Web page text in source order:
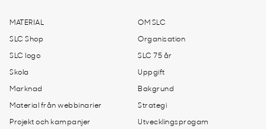
MATERIAL
SLC Shop
SLC logo
Skola
Marknad
Material från webbinarier
Projekt och kampanjer
OM SLC
Organisation
SLC 75 år
Uppgift
Bakgrund
Strategi
Utvecklingsprogam